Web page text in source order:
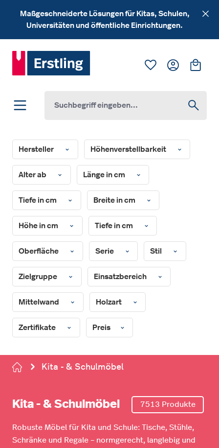
Zum Hauptinhalt springen
Maßgeschneiderte Lösungen für Kitas, Schulen,
Universitäten und öffentliche Einrichtungen.
Du hast 0
Hersteller Höhenverstellbarkeit
Alter ab Länge in cm
Tiefe in cm Breite in cm
Höhe in cm Tiefe in cm
Oberfläche Serie Stil
Zielgruppe Einsatzbereich
Mittelwand Holzart
Zertifikate Preis
Kita - & Schulmöbel
Kita - & Schulmöbel 7513 Produkte
Robuste Möbel für Kita und Schule: Tische, Stühle,
Schränke und Regale – normgerecht, langlebig und